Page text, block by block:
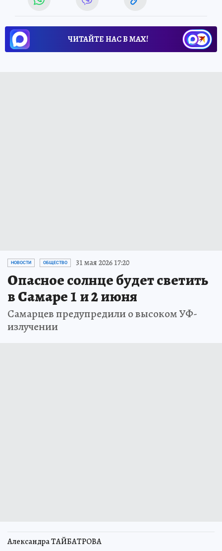
ЧИТАЙТЕ НАС В МАХ!
НОВОСТИ ОБЩЕСТВО 31 мая 2026 17:20
Опасное солнце будет светить
в Самаре 1 и 2 июня
Самарцев предупредили о высоком УФ-
излучении
Александра ТАЙБАТРОВА